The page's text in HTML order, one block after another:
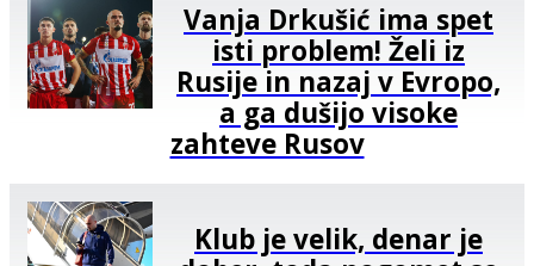
Vanja Drkušić ima spet
isti problem! Želi iz
Rusije in nazaj v Evropo,
a ga dušijo visoke
zahteve Rusov
Klub je velik, denar je